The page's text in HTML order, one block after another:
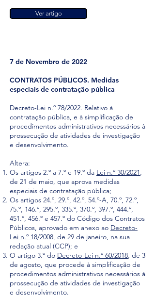
Ver artigo
7 de Novembro de 2022
CONTRATOS PÚBLICOS. Medidas
especiais de contratação pública
Decreto-Lei n.º 78/2022. Relativo à
contratação pública, e à simplificação de
procedimentos administrativos necessários à
prossecução de atividades de investigação
e desenvolvimento.
Altera:
Os artigos 2.º a 7.º e 19.º da Lei n.º 30/2021,
de 21 de maio, que aprova medidas
especiais de contratação pública;
Os artigos 24.º, 29.º, 42.º, 54.º-A, 70.º, 72.º,
75.º, 146.º, 295.º, 335.º, 370.º, 397.º, 444.º,
451.º, 456.º e 457.º do Código dos Contratos
Públicos, aprovado em anexo ao Decreto-
Lei n.º 18/2008, de 29 de janeiro, na sua
redação atual (CCP); e
O artigo 3.º do Decreto-Lei n.º 60/2018, de 3
de agosto, que procede à simplificação de
procedimentos administrativos necessários à
prossecução de atividades de investigação
e desenvolvimento.